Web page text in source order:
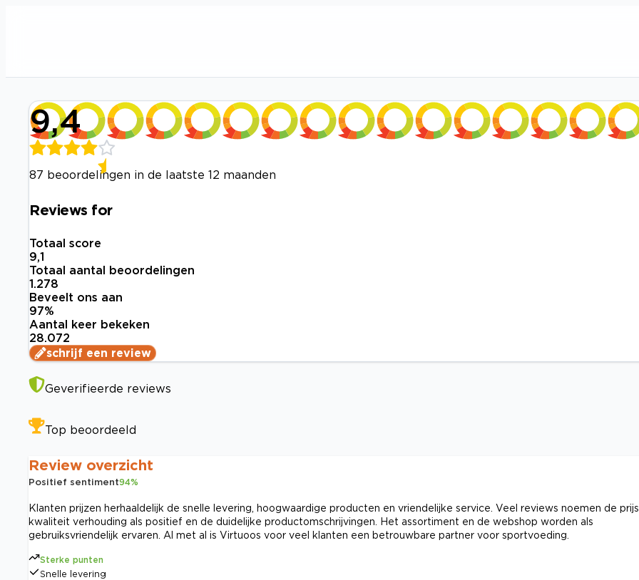
9,4
87 beoordelingen in de laatste 12 maanden
Reviews for
Totaal score
9,1
Totaal aantal beoordelingen
1.278
Beveelt ons aan
97%
Aantal keer bekeken
28.072
schrijf een review
Geverifieerde reviews
Top beoordeeld
Review overzicht
Positief sentiment94%
Klanten prijzen herhaaldelijk de snelle levering, hoogwaardige producten en vriendelijke service. Veel reviews noemen de
kwaliteit verhouding als positief en de duidelijke productomschrijvingen. Het assortiment en de webshop worden als
gebruiksvriendelijk ervaren. Al met al is Virtuoos voor veel klanten een betrouwbare partner voor sportvoeding.
Sterke punten
Snelle levering